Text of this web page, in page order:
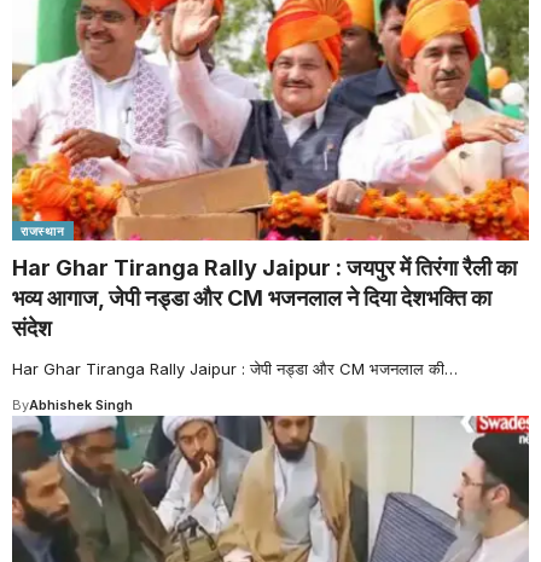
राजस्थान
Har Ghar Tiranga Rally Jaipur : जयपुर में तिरंगा रैली का
भव्य आगाज, जेपी नड्डा और CM भजनलाल ने दिया देशभक्ति का
संदेश
Har Ghar Tiranga Rally Jaipur : जेपी नड्डा और CM भजनलाल की…
ByAbhishek Singh